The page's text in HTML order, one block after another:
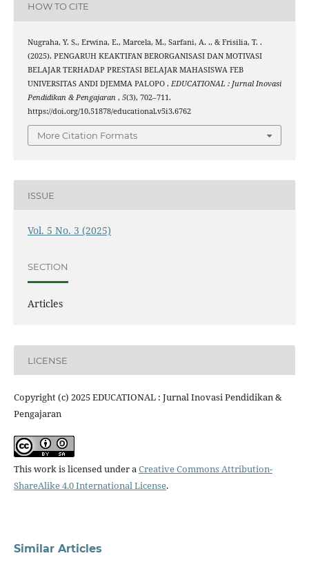
HOW TO CITE
Nugraha, Y. S., Erwina, E., Marcela, M., Sarfani, A. ., & Frisilia, T. .
(2025). PENGARUH KEAKTIFAN BERORGANISASI DAN MOTIVASI
BELAJAR TERHADAP PRESTASI BELAJAR MAHASISWA FEB
UNIVERSITAS ANDI DJEMMA PALOPO . EDUCATIONAL : Jurnal Inovasi
Pendidikan & Pengajaran , 5(3), 702–711.
https://doi.org/10.51878/educational.v5i3.6762
More Citation Formats
ISSUE
Vol. 5 No. 3 (2025)
SECTION
Articles
LICENSE
Copyright (c) 2025 EDUCATIONAL : Jurnal Inovasi Pendidikan &
Pengajaran
This work is licensed under aCreative Commons Attribution-
ShareAlike 4.0 International License.
Similar Articles